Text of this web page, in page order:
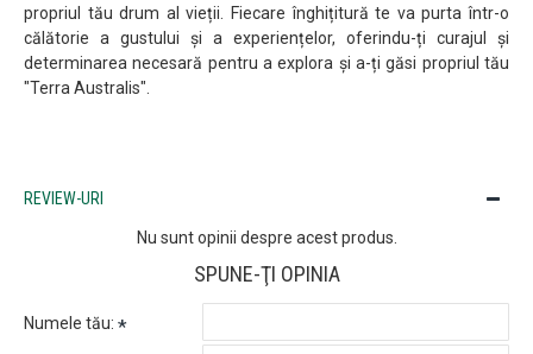
propriul tău drum al vieții. Fiecare înghițitură te va purta într-o
călătorie a gustului și a experiențelor, oferindu-ți curajul și
determinarea necesară pentru a explora și a-ți găsi propriul tău
"Terra Australis".
REVIEW-URI
Nu sunt opinii despre acest produs.
SPUNE-ŢI OPINIA
Numele tău: